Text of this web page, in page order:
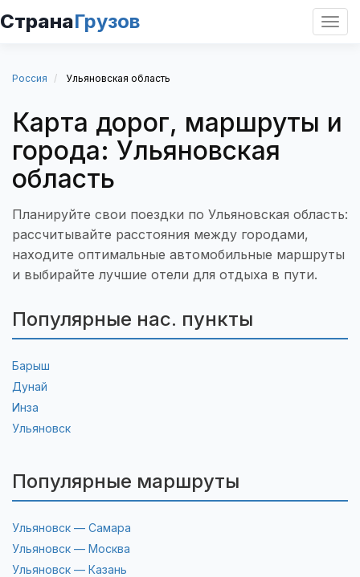
СтранаГрузов
Россия Ульяновская область
Карта дорог, маршруты и
города: Ульяновская
область
Планируйте свои поездки по Ульяновская область:
рассчитывайте расстояния между городами,
находите оптимальные автомобильные маршруты
и выбирайте лучшие отели для отдыха в пути.
Популярные нас. пункты
Барыш
Дунай
Инза
Ульяновск
Популярные маршруты
Ульяновск — Самара
Ульяновск — Москва
Ульяновск — Казань